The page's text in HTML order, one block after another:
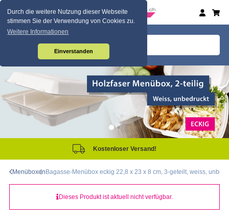
Durch die weitere Nutzung dieser Webseite
stimmen Sie der Verwendung von Cookies zu.
Weitere Informationen
Einverstanden
Kostenloser Versand!
MenüboxenBagasse-Menübox eckig 22,8 x 23 x 8 cm, 3-geteilt, weiss,
Dieses Produkt ist aktuell nicht verfügbar.